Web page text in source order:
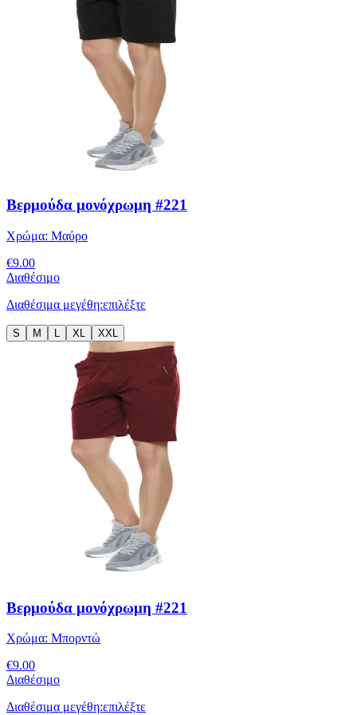
Βερμούδα μονόχρωμη #221
Χρώμα: Μαύρο
€9.00
Διαθέσιμο
Διαθέσιμα μεγέθη:επιλέξτε
S M L XL XXL
Βερμούδα μονόχρωμη #221
Χρώμα: Μπορντώ
€9.00
Διαθέσιμο
Διαθέσιμα μεγέθη:επιλέξτε